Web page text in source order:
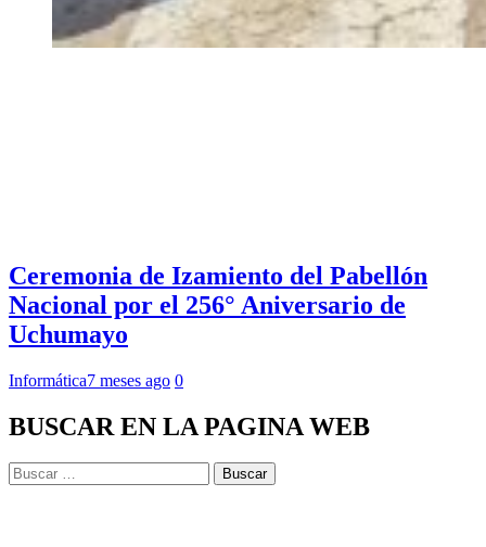
Ceremonia de Izamiento del Pabellón
Nacional por el 256° Aniversario de
Uchumayo
Informática7 meses ago 0
BUSCAR EN LA PAGINA WEB
Buscar: